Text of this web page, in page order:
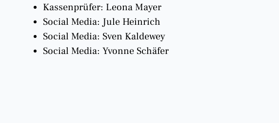
Kassenprüfer: Leona Mayer
Social Media: Jule Heinrich
Social Media: Sven Kaldewey
Social Media: Yvonne Schäfer